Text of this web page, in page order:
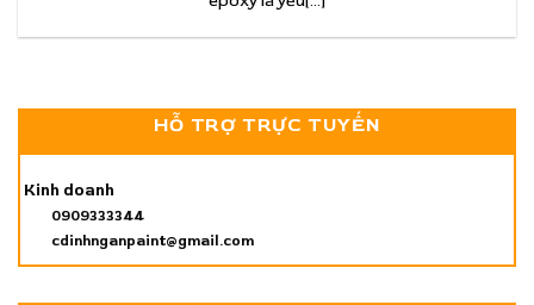
HỖ TRỢ TRỰC TUYẾN
Kinh doanh
0909333344
cdinhnganpaint@gmail.com